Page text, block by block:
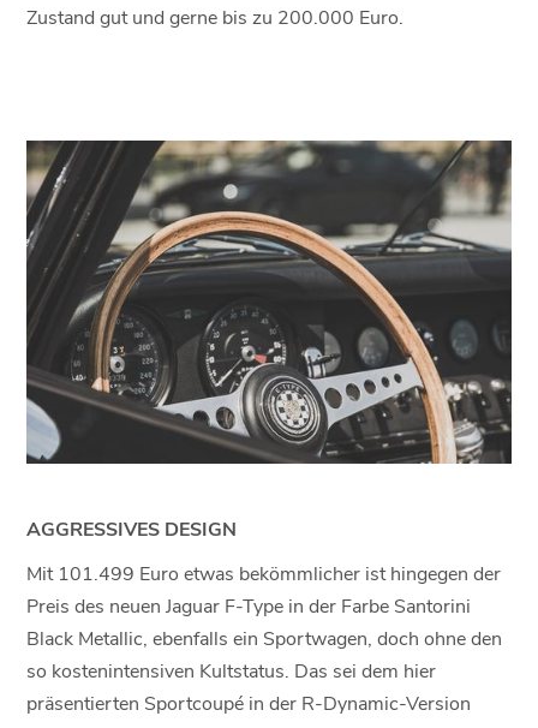
Zustand gut und gerne bis zu 200.000 Euro.
AGGRESSIVES DESIGN
Mit 101.499 Euro etwas bekömmlicher ist hingegen der
Preis des neuen Jaguar F-Type in der Farbe Santorini
Black Metallic, ebenfalls ein Sportwagen, doch ohne den
so kostenintensiven Kultstatus. Das sei dem hier
präsentierten Sportcoupé in der R-Dynamic-Version